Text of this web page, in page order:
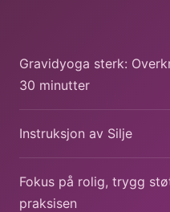
Gravidyoga sterk:
30 minutter
Instruksjon av Silje
Fokus på rolig, trygg
praksisen